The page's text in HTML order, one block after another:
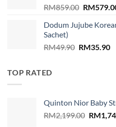
RM859.00 Original
was:
RM
Dodum Jujube
Sachet)
RM49.90 Original
RM35.90
TOP RATED
Quinton Nior Baby
RM2,199.00 Original
RM